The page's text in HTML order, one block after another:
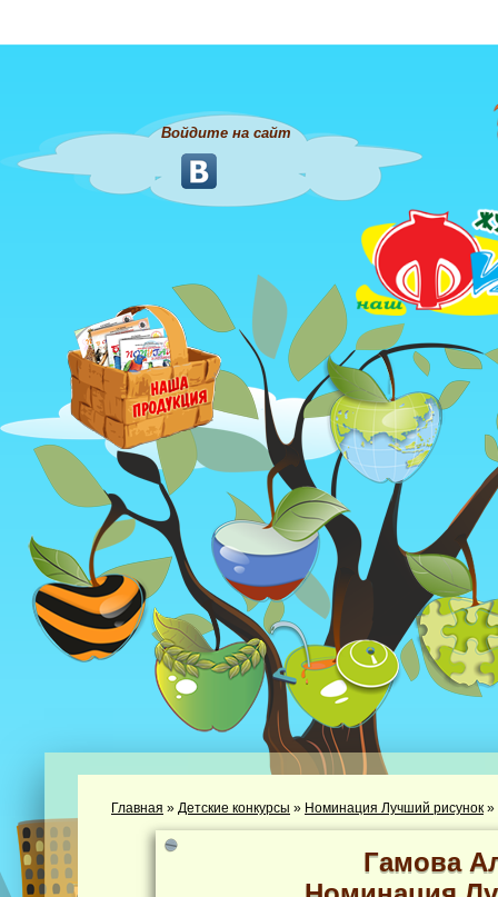
Войдите на сайт
Главная » Детские конкурсы » Номинация Лучший рисунок »
Гамова